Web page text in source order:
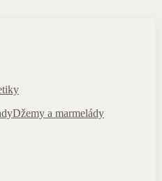
Džemy a marmelády